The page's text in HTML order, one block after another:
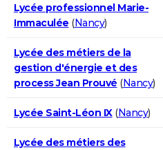
Lycée professionnel Marie-
Immaculée (Nancy)
Lycée des métiers de la
gestion d'énergie et des
process Jean Prouvé (Nancy)
Lycée Saint-Léon IX(Nancy)
Lycée des métiers des